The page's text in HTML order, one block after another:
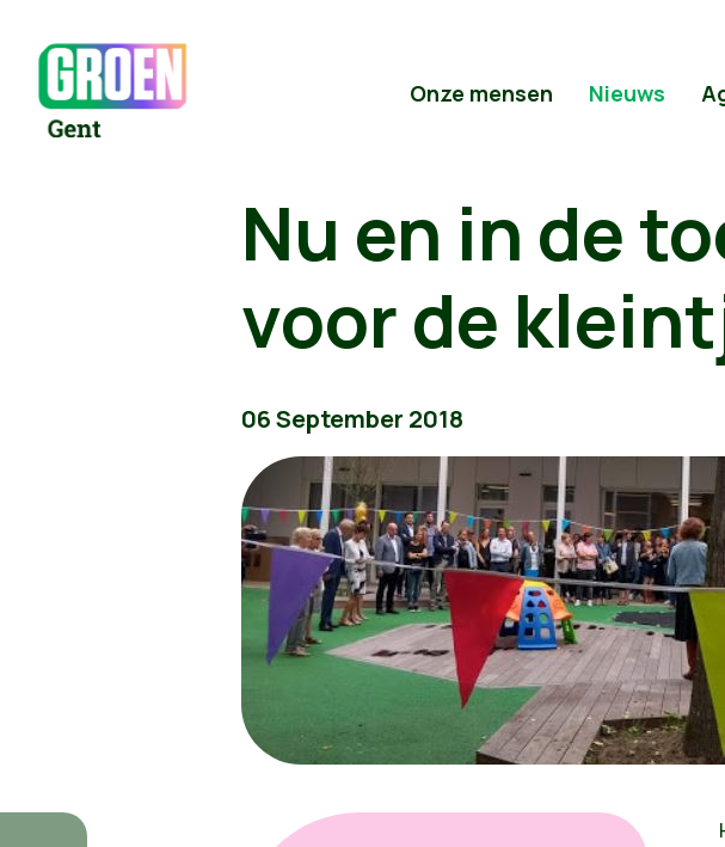
Onze mensen Nieuws
Nu en in de
voor de
06 September 2018